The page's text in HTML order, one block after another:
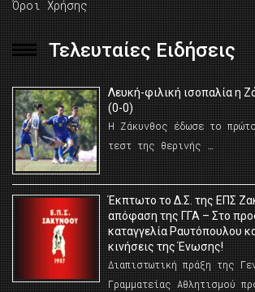
Όροι Χρήσης
Τελευταίες Ειδήσεις
Λευκή-φιλική ισοπαλία η
(0-0)
Η Ζάκυνθος έδωσε το
τεστ της θερινής …
Έκπτωτο το Δ.Σ. της ΕΠΣ
απόφαση της ΓΓΑ – Στο
καταγγελία Ραυτόπουλου
κινήσεις της Ένωσης!
Διαπιστωτική πράξη της
Γραμματείας Αθλητισμού